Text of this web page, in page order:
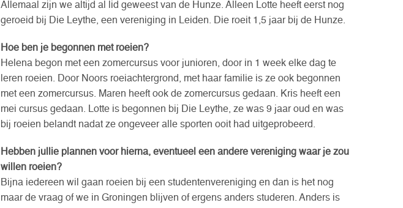
Allemaal zijn we altijd al lid geweest van de Hunze. Alleen Lotte heeft eerst nog
geroeid bij Die Leythe, een vereniging in Leiden. Die roeit 1,5 jaar bij de Hunze.
Hoe ben je begonnen met roeien?
Helena begon met een zomercursus voor junioren, door in 1 week elke dag te
leren roeien. Door Noors roeiachtergrond, met haar familie is ze ook begonnen
met een zomercursus. Maren heeft ook de zomercursus gedaan. Kris heeft een
mei cursus gedaan. Lotte is begonnen bij Die Leythe, ze was 9 jaar oud en was
bij roeien belandt nadat ze ongeveer alle sporten ooit had uitgeprobeerd.
Hebben jullie plannen voor hierna, eventueel een andere vereniging waar je zou
willen roeien?
Bijna iedereen wil gaan roeien bij een studentenvereniging en dan is het nog
maar de vraag of we in Groningen blijven of ergens anders studeren. Anders is